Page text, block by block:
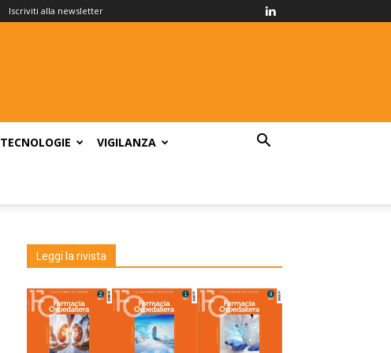
Iscriviti alla newsletter
TECNOLOGIE VIGILANZA
Leggi la rivista